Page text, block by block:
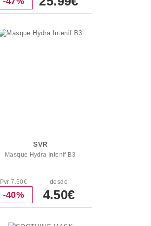
SVR
Masque Hydra Intenif B3
Pvr 7.50€
-40%
desde
4.50€